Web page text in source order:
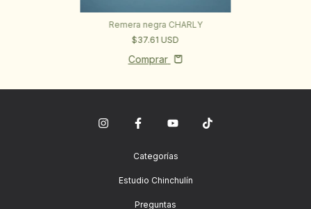
Remera negra CHARLY
$37.61 USD
Comprar
Categorías
Estudio Chinchulín
Preguntas